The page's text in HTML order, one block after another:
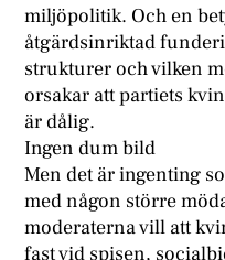
miljöpolitik. Och en
åtgärdsinriktad
strukturer och vilken
orsakar att partiets
är dålig.
Ingen dum bild
Men det är ingenting
med någon större
moderaterna vill att
fast vid spisen,